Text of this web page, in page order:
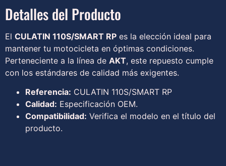
Detalles del Producto
El CULATIN 110S/SMART RP es la elección ideal para
mantener tu motocicleta en óptimas condiciones.
Perteneciente a la línea de AKT, este repuesto cumple
con los estándares de calidad más exigentes.
Referencia: CULATIN 110S/SMART RP
Calidad: Especificación OEM.
Compatibilidad: Verifica el modelo en el título del
producto.